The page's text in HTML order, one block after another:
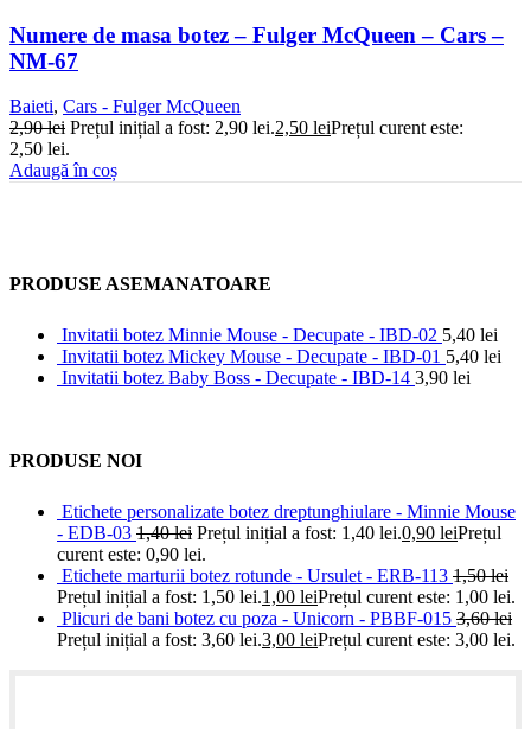
Numere de masa botez – Fulger McQueen – Cars –
NM-67
Baieti, Cars - Fulger McQueen
2,90lei Prețul inițial a fost: 2,90 lei.2,50 leiPrețul curent este:
2,50 lei.
Adaugă în coș
PRODUSE ASEMANATOARE
Invitatii botez Minnie Mouse - Decupate - IBD-02 5,40 lei
Invitatii botez Mickey Mouse - Decupate - IBD-01 5,40 lei
Invitatii botez Baby Boss - Decupate - IBD-14 3,90 lei
PRODUSE NOI
Etichete personalizate botez dreptunghiulare - Minnie Mouse
- EDB-03 1,40lei Prețul inițial a fost: 1,40 lei.0,90 leiPrețul
curent este: 0,90 lei.
Etichete marturii botez rotunde - Ursulet - ERB-113 1,50lei
Prețul inițial a fost: 1,50 lei.1,00 leiPrețul curent este: 1,00 lei.
Plicuri de bani botez cu poza - Unicorn - PBBF-015 3,60lei
Prețul inițial a fost: 3,60 lei.3,00 leiPrețul curent este: 3,00 lei.